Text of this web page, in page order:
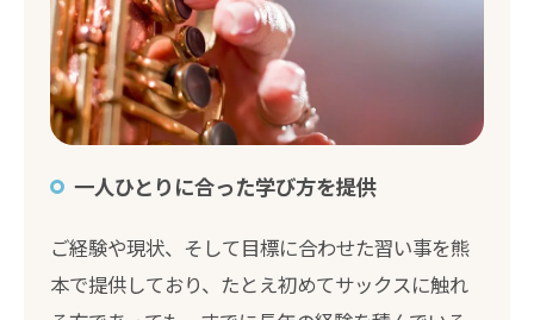
一人ひとりに合った学び方を提供
ご経験や現状、そして目標に合わせた習い事を熊
本で提供しており、たとえ初めてサックスに触れ